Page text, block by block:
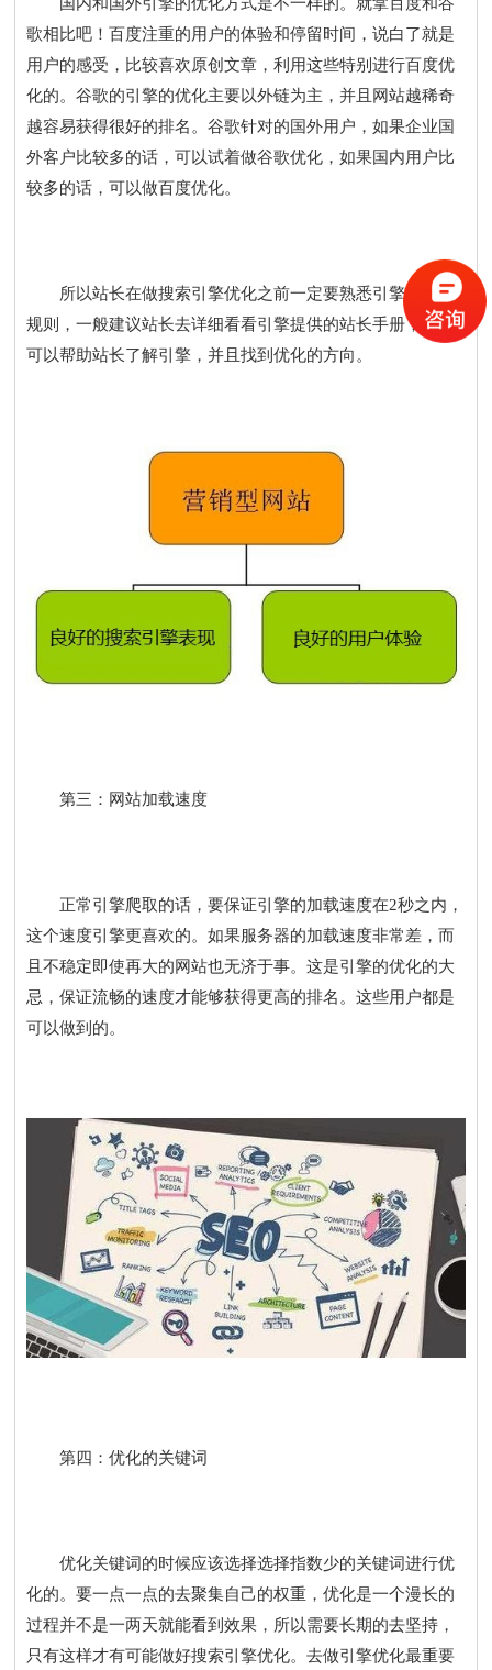
歌相比吧！百度注重的用户的体验和停留时间，说白了就是
用户的感受，比较喜欢原创文章，利用这些特别进行百度优
化的。谷歌的引擎的优化主要以外链为主，并且网站越稀奇
越容易获得很好的排名。谷歌针对的国外用户，如果企业国
外客户比较多的话，可以试着做谷歌优化，如果国内用户比
较多的话，可以做百度优化。
所以站长在做搜索引擎优化之前一定要熟悉引擎的排名
规则，一般建议站长去详细看看引擎提供的站长手册，这样
可以帮助站长了解引擎，并且找到优化的方向。
第三：网站加载速度
正常引擎爬取的话，要保证引擎的加载速度在2秒之内，
这个速度引擎更喜欢的。如果服务器的加载速度非常差，而
且不稳定即使再大的网站也无济于事。这是引擎的优化的大
忌，保证流畅的速度才能够获得更高的排名。这些用户都是
可以做到的。
第四：优化的关键词
优化关键词的时候应该选择选择指数少的关键词进行优
化的。要一点一点的去聚集自己的权重，优化是一个漫长的
过程并不是一两天就能看到效果，所以需要长期的去坚持，
只有这样才有可能做好搜索引擎优化。去做引擎优化最重要